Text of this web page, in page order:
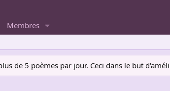
Membres
de 5 poèmes par jour. Ceci dans le but